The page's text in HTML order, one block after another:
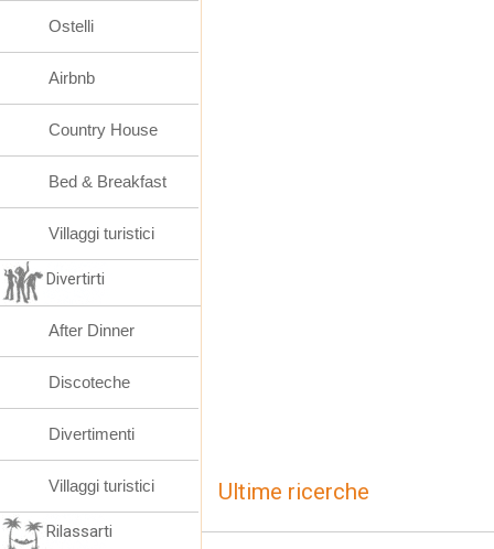
Ultime ricerche
Ostelli
Airbnb
Country House
Bed & Breakfast
Villaggi turistici
Divertirti
After Dinner
Discoteche
Divertimenti
Villaggi turistici
Rilassarti